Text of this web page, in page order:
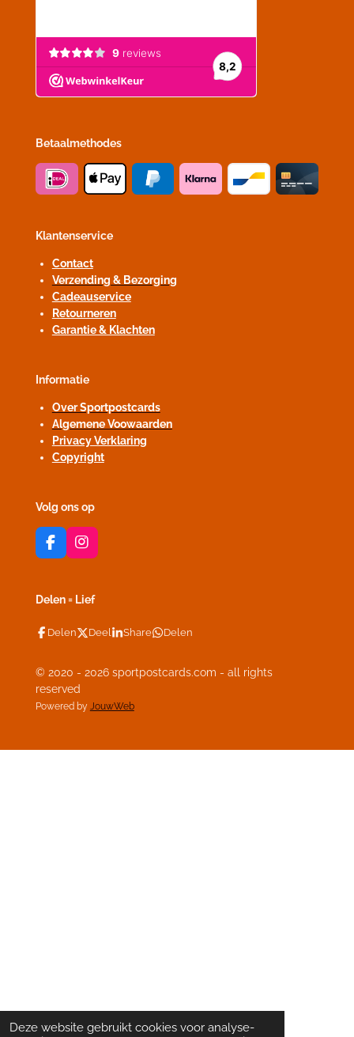
Deze website gebruikt cookies voor analyse-
Betaalmethodes
Klantenservice
Contact
Verzending & Bezorging
Cadeauservice
Retourneren
Garantie & Klachten
Informatie
Over Sportpostcards
Algemene Voowaarden
Privacy Verklaring
Copyright
Volg ons op
F
a
b
o
I
n
a
r
Delen = Lief
Delen Deel Share Delen
© 2020 - 2026 sportpostcards.com - all rights
reserved
Powered by JouwWeb